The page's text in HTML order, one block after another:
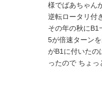
様でばあちゃん
逆転ロータリ付
その年の秋にB1
5が倍速ターン
がB1に付いたの
ったので ちょっ